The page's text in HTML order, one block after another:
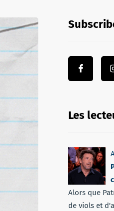
Les
Alors que
de viols et